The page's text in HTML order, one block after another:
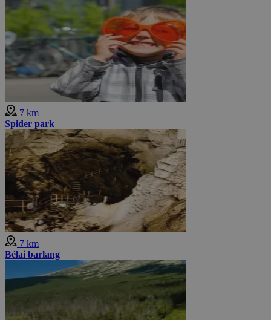
7 km
Spider park
7 km
Bélai barlang